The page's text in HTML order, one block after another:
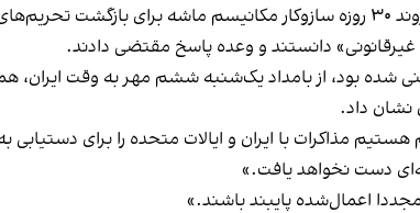
غیرقانونی» دانستند و وعده پاسخ مقتضی دادند.
پیش‌بینی شده بود، از بامداد یک‌شنبه ششم مهر به وقت
نشان داد.
شد، آمده است: « ما مصمم هستیم مذاکرات با ایران و ایالات متحده را برای
دست نخواهد یافت.»
اعمال‌شده پایبند باشند.»